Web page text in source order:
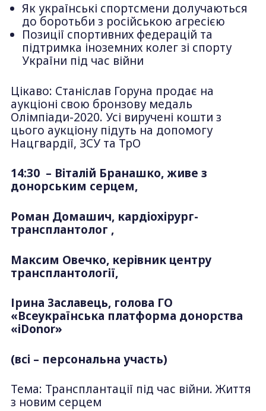
Як українські спортсмени долучаються
до боротьби з російською агресією
Позиції спортивних федерацій та
підтримка іноземних колег зі спорту
України під час війни
Цікаво: Станіслав Горуна продає на
аукціоні свою бронзову медаль
Олімпіади-2020. Усі виручені кошти з
цього аукціону підуть на допомогу
Нацгвардії, ЗСУ та ТрО
14:30 – Віталій Бранашко, живе з
донорським серцем,
Роман Домашич, кардіохірург-
трансплантолог ,
Максим Овечко, керівник центру
трансплантології,
Ірина Заславець, голова ГО
«Всеукраїнська платформа донорства
«iDonor»
(всі – персональна участь)
Тема: Трансплантації під час війни. Життя
з новим серцем